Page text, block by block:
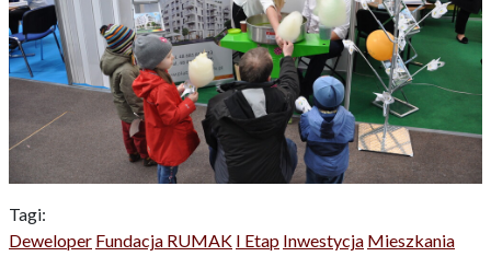
Tagi:
Deweloper Fundacja RUMAK I Etap Inwestycja Mieszkania